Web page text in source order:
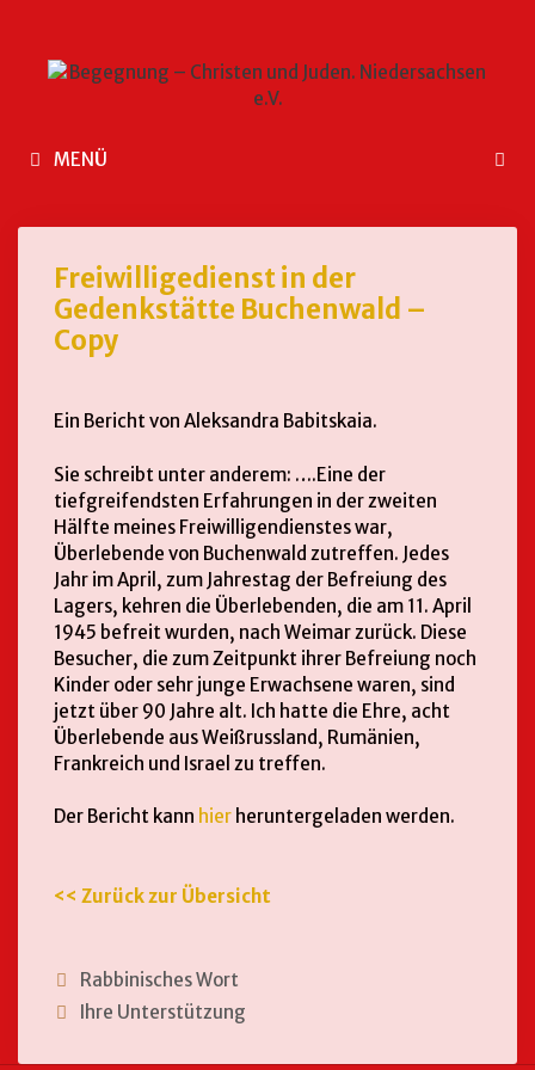
MENÜ
Freiwilligedienst in der
Gedenkstätte Buchenwald –
Copy
Ein Bericht von Aleksandra Babitskaia.
Sie schreibt unter anderem: ….Eine der
tiefgreifendsten Erfahrungen in der zweiten
Hälfte meines Freiwilligendienstes war,
Überlebende von Buchenwald zutreffen. Jedes
Jahr im April, zum Jahrestag der Befreiung des
Lagers, kehren die Überlebenden, die am 11. April
1945 befreit wurden, nach Weimar zurück. Diese
Besucher, die zum Zeitpunkt ihrer Befreiung noch
Kinder oder sehr junge Erwachsene waren, sind
jetzt über 90 Jahre alt. Ich hatte die Ehre, acht
Überlebende aus Weißrussland, Rumänien,
Frankreich und Israel zu treffen.
Der Bericht kann hier heruntergeladen werden.
<< Zurück zur Übersicht
Rabbinisches Wort
Ihre Unterstützung